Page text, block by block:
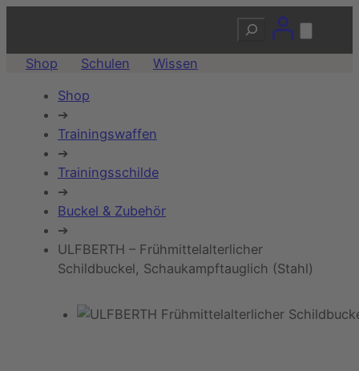
Suchen
Shop Schulen Wissen
Shop
➔
Trainingswaffen
➔
Trainingsschilde
➔
Buckel & Zubehör
➔
ULFBERTH – Frühmittelalterlicher
Schildbuckel, Schaukampftauglich (Stahl)